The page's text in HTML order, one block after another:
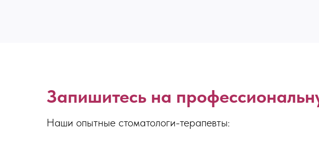
Запишитесь на
Наши опытные стоматологи-терапевты: